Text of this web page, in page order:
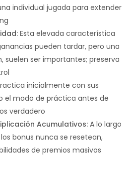
individual jugada para extender
Esta elevada característica
pueden tardar, pero una
suelen ser importantes; preserva
inicialmente con sus
el modo de práctica antes de
verdadero
Acumulativos: A lo largo
bonus nunca se resetean,
de premios masivos